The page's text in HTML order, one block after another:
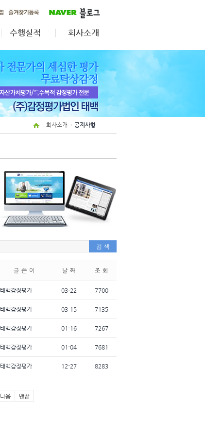
수행실적
무형자산·법인전환
자산재평가
상속·증여
보상평가
회사소개
공지사항
업무분야
조직도
인원현황
제휴사보기
오시는길
회사소개 공지사항
글 쓴 이 날 짜 조 회
태백감정평가 03-22 7700
태백감정평가 03-15 7135
태백감정평가 01-16 7267
태백감정평가 01-04 7681
태백감정평가 12-27 8283
다음 맨끝